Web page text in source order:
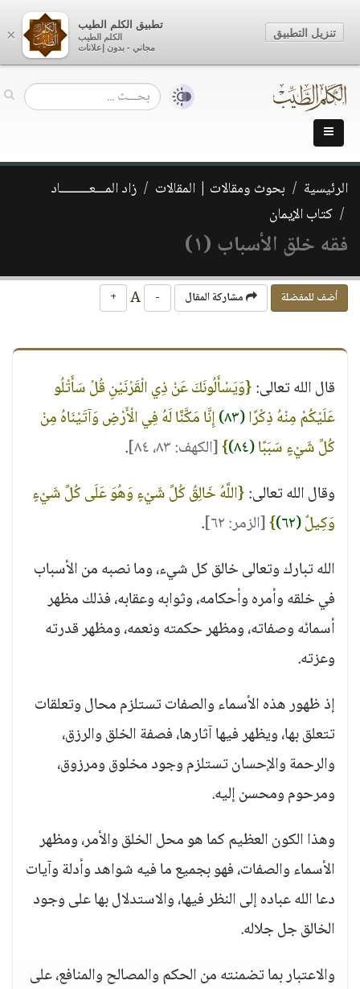
الرئيسية بحوث ومقالات | المقالات
زاد المـــعـــــــــاد
كتاب الإيمان
فقه خلق الأسباب (١)
أضف للمفضلة مشاركة المقال -
+
قال الله تعالى:{وَيَسْأَلُونَكَ عَنْ ذِي الْقَرْنَيْنِ قُلْ سَأَتْلُو
عَلَيْكُمْ مِنْهُ ذِكْرًا(٨٣)
إِنَّا مَكَّنَّا لَهُ فِي الْأَرْضِ وَآتَيْنَاهُ مِنْ
كُلِّ شَيْءٍ سَبَبًا(٨٤) }[الكهف: ٨٣، ٨٤]
.
وقال الله تعالى:{اللَّهُ خَالِقُ كُلِّ شَيْءٍ وَهُوَ عَلَى كُلِّ شَيْءٍ
وَكِيلٌ(٦٢) }[الزمر: ٦٢]
.
الله تبارك وتعالى خالق كل شيء، وما نصبه من الأسباب
في خلقه وأمره وأحكامه، وثوابه وعقابه، فذلك مظهر
أسمائه وصفاته، ومظهر حكمته ونعمه، ومظهر قدرته
وعزته.
إذ ظهور هذه الأسماء والصفات تستلزم محال وتعلقات
تتعلق بها، ويظهر فيها آثارها، فصفة الخلق والرزق،
والرحمة والإحسان تستلزم وجود مخلوق ومرزوق،
ومرحوم ومحسن إليه.
وهذا الكون العظيم كما هو محل الخلق والأمر، ومظهر
الأسماء والصفات، فهو بجميع ما فيه شواهد وأدلة وآيات
دعا الله عباده إلى النظر فيها، والاستدلال بها على وجود
الخالق جل جلاله.
والاعتبار بما تضمنته من الحكم والمصالح والمنافع، على
×
تطبيق الكلم الطيب
الكلم الطيب
مجاني - بدون إعلانات
تنزيل التطبيق